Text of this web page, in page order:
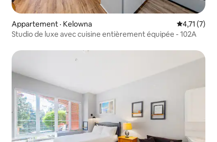
Appartement · Kelowna Note
4,71 (7)
Studio de luxe avec cuisine entièrement équipée - 102A